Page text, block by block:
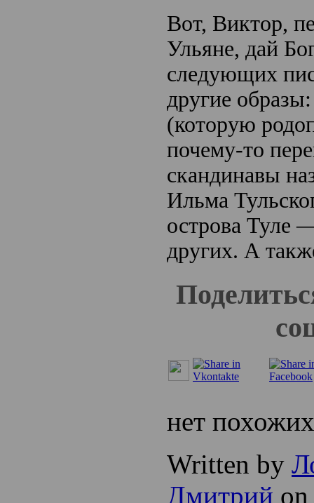
Вот, Виктор,
Ульяне, дай
следующих
другие
(которую
почему-то
скандинавы
Ильма
острова Туле
других. А
нет
Written by
Дмитрий